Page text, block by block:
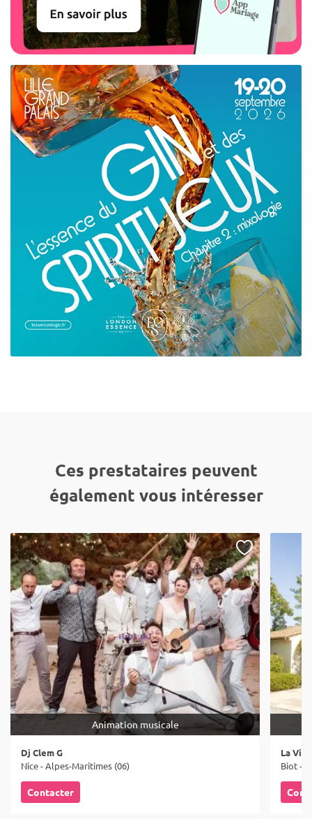
Ces prestataires peuvent
également vous intéresser
Animation musicale
Dj Clem G
Nice - Alpes-Maritimes (06)
Contacter
La
Biot -